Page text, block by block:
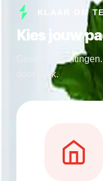
KLAAR OM
Kies jouw
Geen
door Bolk.